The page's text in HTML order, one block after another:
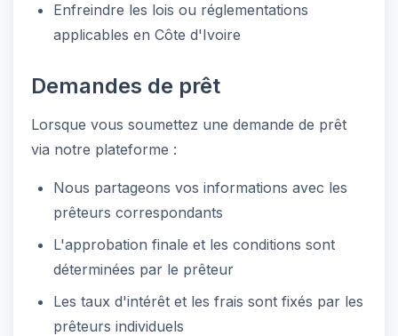
Enfreindre les lois ou réglementations
applicables en Côte d'Ivoire
Demandes de prêt
Lorsque vous soumettez une demande de prêt
via notre plateforme :
Nous partageons vos informations avec les
prêteurs correspondants
L'approbation finale et les conditions sont
déterminées par le prêteur
Les taux d'intérêt et les frais sont fixés par les
prêteurs individuels